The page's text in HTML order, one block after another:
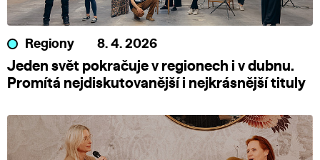
Regiony 8. 4. 2026
Jeden svět pokračuje v regionech i v dubnu.
Promítá nejdiskutovanější i nejkrásnější tituly